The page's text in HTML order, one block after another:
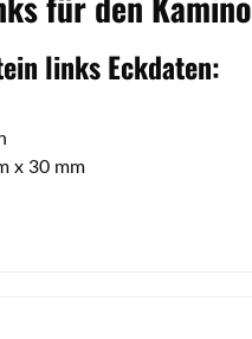
linksEckdaten:
x 30 mm